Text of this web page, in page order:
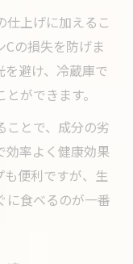
上げに加えるこ
の損失を防げま
避け、冷蔵庫で
ができます。
ことで、成分の劣
効率よく健康効果
便利ですが、生
に食べるのが一番